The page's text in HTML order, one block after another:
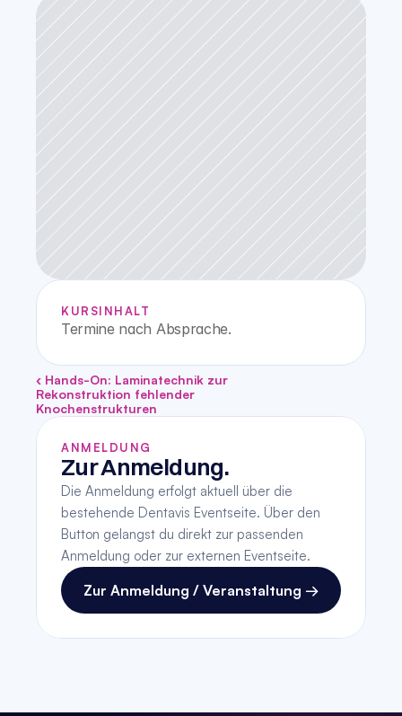
KURSINHALT
Termine nach Absprache.
‹ Hands-On: Laminatechnik zur
Rekonstruktion fehlender
Knochenstrukturen
ANMELDUNG
Zur Anmeldung.
Die Anmeldung erfolgt aktuell über die
bestehende Dentavis Eventseite. Über den
Button gelangst du direkt zur passenden
Anmeldung oder zur externen Eventseite.
Zur Anmeldung / Veranstaltung →